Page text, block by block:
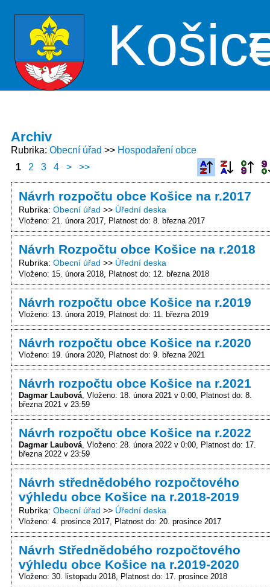
Archiv
Rubrika Obecní úřad
Hospodaření obce
1
2 3 4 > >>
Návrh rozpočtu obce Košice na r.2017
Rubrika Obecní úřad Úřední deska
Vloženo: 21. února 2017 Platnost do: 8. března 2017
Návrh Rozpočtu obce Košice na r.2018
Rubrika Obecní úřad Úřední deska
Vloženo: 15. února 2018 Platnost do: 12. března 2018
Návrh rozpočtu obce Košice na r.2019
Vloženo: 13. února 2019 Platnost do: 11. března 2019
Návrh rozpočtu obce Košice na r.2020
Vloženo: 19. února 2020 Platnost do: 9. března 2021
Návrh rozpočtu obce Košice na r.2021
Dagmar Laubová Vloženo: 18. února 2021 v 0:00
Platnost do: 8.
března 2021 v 23:59
Návrh rozpočtu obce Košice na r.2022
Dagmar Laubová Vloženo: 28. února 2022 v 0:00
Platnost do: 17.
března 2022 v 23:59
Návrh střednědobého rozpočtového
výhledu obce Košice na r.2018-2019
Rubrika Obecní úřad Úřední deska
Vloženo: 4. prosince 2017 Platnost do: 20. prosince 2017
Návrh Střednědobého rozpočtového
výhledu obce Košice na r.2019-2020
Vloženo: 30. listopadu 2018 Platnost do: 17. prosince 2018